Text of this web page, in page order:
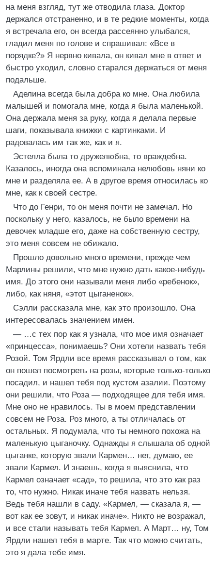
на меня взгляд, тут же отводила глаза. Доктор
держался отстраненно, и в те редкие моменты, когда
я встречала его, он всегда рассеянно улыбался,
гладил меня по голове и спрашивал: «Все в
порядке?» Я нервно кивала, он кивал мне в ответ и
быстро уходил, словно старался держаться от меня
подальше.
Аделина всегда была добра ко мне. Она любила
малышей и помогала мне, когда я была маленькой.
Она держала меня за руку, когда я делала первые
шаги, показывала книжки с картинками. И
радовалась им так же, как и я.
Эстелла была то дружелюбна, то враждебна.
Казалось, иногда она вспоминала нелюбовь няни ко
мне и разделяла ее. А в другое время относилась ко
мне, как к своей сестре.
Что до Генри, то он меня почти не замечал. Но
поскольку у него, казалось, не было времени на
девочек младше его, даже на собственную сестру,
это меня совсем не обижало.
Прошло довольно много времени, прежде чем
Марлины решили, что мне нужно дать какое-нибудь
имя. До этого они называли меня либо «ребенок»,
либо, как няня, «этот цыганенок».
Сэлли рассказала мне, как это произошло. Она
интересовалась значением имен.
— …с тех пор как я узнала, что мое имя означает
«принцесса», понимаешь? Они хотели назвать тебя
Розой. Том Ярдли все время рассказывал о том, как
он пошел посмотреть на розы, которые только-только
посадил, и нашел тебя под кустом азалии. Поэтому
они решили, что Роза — подходящее для тебя имя.
Мне оно не нравилось. Ты в моем представлении
совсем не Роза. Роз много, а ты отличалась от
остальных. Я подумала, что ты немного похожа на
маленькую цыганочку. Однажды я слышала об одной
цыганке, которую звали Кармен… нет, думаю, ее
звали Кармел. И знаешь, когда я выяснила, что
Кармел означает «сад», то решила, что это как раз
то, что нужно. Никак иначе тебя назвать нельзя.
Ведь тебя нашли в саду. «Кармел, — сказала я, —
вот как ее зовут, и никак иначе». Никто не возражал,
и все стали называть тебя Кармел. А Март… ну, Том
Ярдли нашел тебя в марте. Так что можно считать,
это я дала тебе имя.